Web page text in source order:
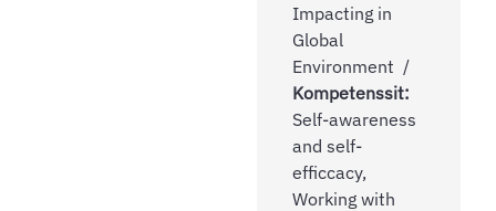
Impacting in
Global
Environment
Kompetenssit:
Self-awareness
and self-
efficcacy,
Working with